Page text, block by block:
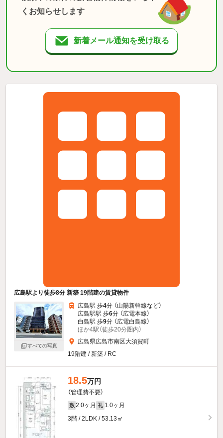
くお知らせします
新着メール通知を受け取る
広島駅より徒歩8分 新築 19階建の賃貸物件
すべての写真
広島駅 歩4分 （山陽新幹線など）
広島駅駅 歩6分 （広電本線）
白島駅 歩9分 （広電白島線）
ほか4駅（徒歩20分圏内）
広島県広島市南区大須賀町
19階建 / 新築 / RC
18.5万円
（管理費不要）
敷 2.0ヶ月 礼 1.0ヶ月
3階 / 2LDK / 53.13㎡